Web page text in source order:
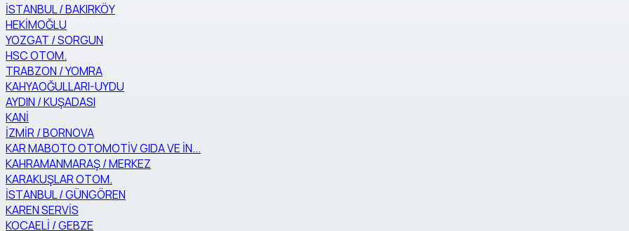
İSTANBUL / BAKIRKÖY
HEKİMOĞLU
YOZGAT / SORGUN
HSC OTOM.
TRABZON / YOMRA
KAHYAOĞULLARI-UYDU
AYDIN / KUŞADASI
KANİ
İZMİR / BORNOVA
KAR MABOTO OTOMOTİV GIDA VE İN...
KAHRAMANMARAŞ / MERKEZ
KARAKUŞLAR OTOM.
İSTANBUL / GÜNGÖREN
KAREN SERVİS
KOCAELİ / GEBZE